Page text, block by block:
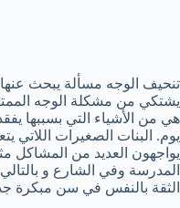
تنحيف الوجه مسألة يبحث
يشتكي من مشكلة الوجه
هي من الأشياء التي بسببها
يوم. البنات الصغيرات اللاتي
يواجهون العديد من المشاكل
المدرسة وفي الشارع و
الثقة بالنفس في سن مبكرة